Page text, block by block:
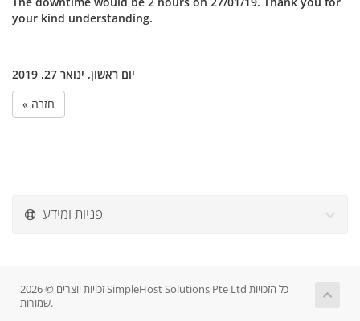
your kind understanding.
יום ראשון, ינואר 27, 2019
« חזרה
פניות ומידע
זכויות יוצרים © 2026 SimpleHost Solutions Pte Ltd כל הזכויות
שמורות.